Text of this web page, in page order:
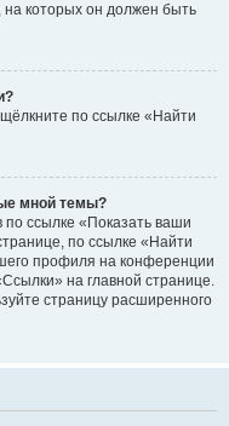
на которых он должен быть
по ссылке «Найти
мной темы?
ссылке «Показать ваши
по ссылке «Найти
профиля на конференции
на главной странице.
страницу расширенного